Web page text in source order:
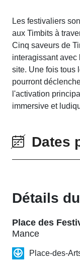
Les festivaliers
aux Timbits à
Cinq saveurs de
interagissant avec
site. Une fois tous
pourront
l'activation
immersive et
Dates
Détails
Place des
Mance
Place-des-